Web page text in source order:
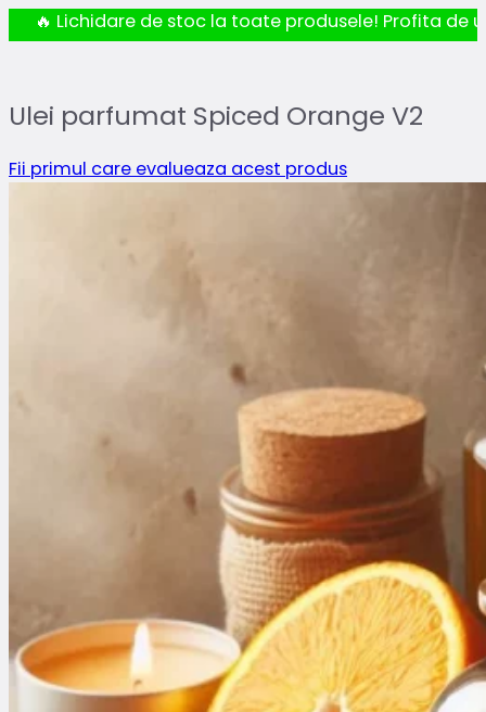
🔥 Lichidare de stoc la toate produsele! Profita de
Ulei parfumat Spiced Orange V2
Fii primul care evalueaza acest produs